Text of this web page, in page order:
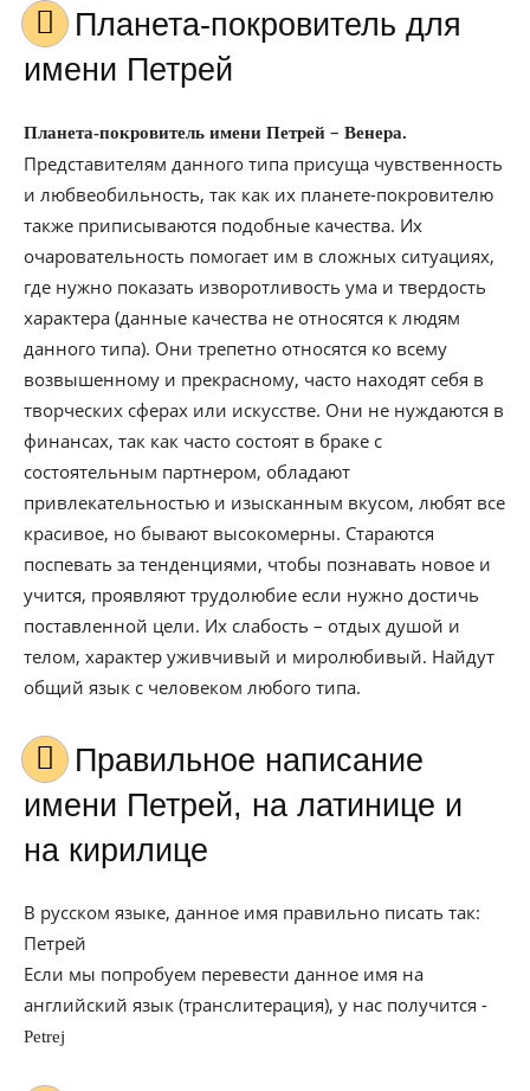
Планета-покровитель для
имени Петрей
Планета-покровитель имени Петрей – Венера.
Представителям данного типа присуща чувственность
и любвеобильность, так как их планете-покровителю
также приписываются подобные качества. Их
очаровательность помогает им в сложных ситуациях,
где нужно показать изворотливость ума и твердость
характера (данные качества не относятся к людям
данного типа). Они трепетно относятся ко всему
возвышенному и прекрасному, часто находят себя в
творческих сферах или искусстве. Они не нуждаются в
финансах, так как часто состоят в браке с
состоятельным партнером, обладают
привлекательностью и изысканным вкусом, любят все
красивое, но бывают высокомерны. Стараются
поспевать за тенденциями, чтобы познавать новое и
учится, проявляют трудолюбие если нужно достичь
поставленной цели. Их слабость – отдых душой и
телом, характер уживчивый и миролюбивый. Найдут
общий язык с человеком любого типа.
Правильное написание
имени Петрей, на латинице и
на кирилице
В русском языке, данное имя правильно писать так:
Петрей
Если мы попробуем перевести данное имя на
английский язык (транслитерация), у нас получится -
Petrej